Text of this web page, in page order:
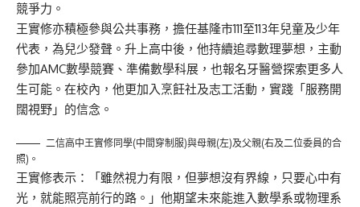
競爭力。
王實修亦積極參與公共事務，擔任基隆市111至113年兒童及少年
代表，為兒少發聲。升上高中後，他持續追尋數理夢想，主動
參加AMC數學競賽、準備數學科展，也報名牙醫營探索更多人
生可能。在校內，他更加入烹飪社及志工活動，實踐「服務開
闊視野」的信念。
二信高中王實修同學(中間穿制服)與母親(左)及父親(右及二位委員的合
照)。
王實修表示：「雖然視力有限，但夢想沒有界線，只要心中有
光，就能照亮前行的路。」他期望未來能進入數學系或物理系